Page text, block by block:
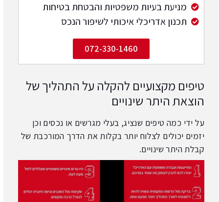
מניעת בעיות משפטיות והבטחת בטיחות
תכנון אדריכלי איכותי לשיפור הנכס
072-330-1460
טיפים מקצועיים להקלה על התהליך של
הוצאת היתר שינויים
על ידי כמה טיפים שנציג, בעלי מגרשים או נכסים וכן
יזמים יכולים לצלוח יותר בקלות את הדרך המורכבת של
קבלת היתר שינויים.